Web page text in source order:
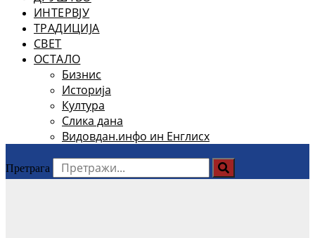
ИНТЕРВЈУ
ТРАДИЦИЈА
СВЕТ
ОСТАЛО
Бизнис
Историја
Култура
Слика дана
Видовдан.инфо ин Енглисх
Претрага